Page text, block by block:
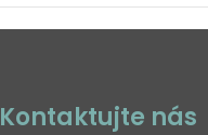
Kontaktujte nás